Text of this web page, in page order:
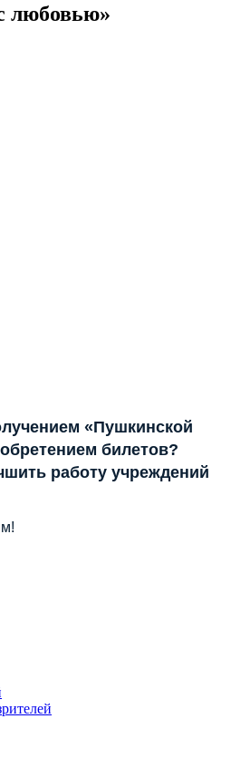
любовью»
«Пушкинской
билетов?
работу учреждений